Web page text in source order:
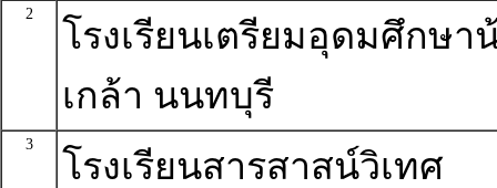
2
โรงเรียนเตรียมอุดมศึกษา
เกล้า นนทบุรี
3
โรงเรียนสารสาสน์วิเทศ